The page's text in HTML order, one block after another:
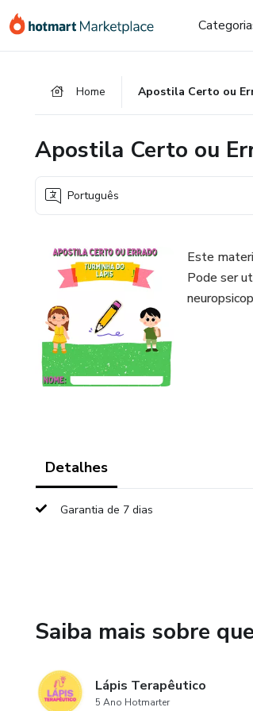
para
para
para
Home
Apostila Certo ou
Português
Este
Pode ser
Detalhes
Garantia de 7 dias
Saiba mais sobre
Lápis Terapêutico
5 Ano Hotmarter